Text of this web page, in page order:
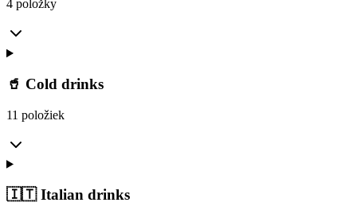
4 položky
🥤 Cold drinks
11 položiek
🇮🇹 Italian drinks